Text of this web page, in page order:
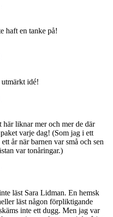
haft en tanke på!
idé!
liknar mer och mer de där
varje dag! (Som jag i ett
år när barnen var små och sen
var tonåringar.)
läst Sara Lidman. En hemsk
läst någon förpliktigande
inte ett dugg. Men jag var